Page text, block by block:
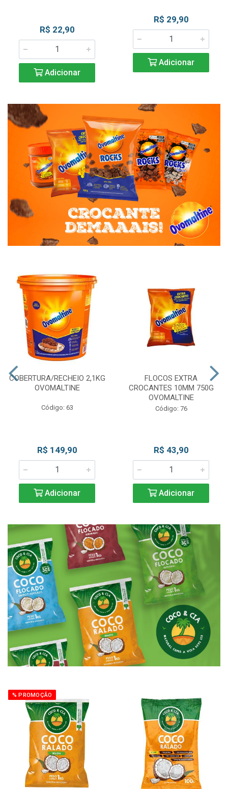
R$ 22,90
Adicionar
R$ 29,90
Adicionar
COBERTURA/RECHEIO 2,1KG
OVOMALTINE
Código: 63
R$ 149,90
Adicionar
FLOCOS EXTRA
CROCANTES 10MM 750G
OVOMALTINE
Código: 76
R$ 43,90
Adicionar
% PROMOÇÃO